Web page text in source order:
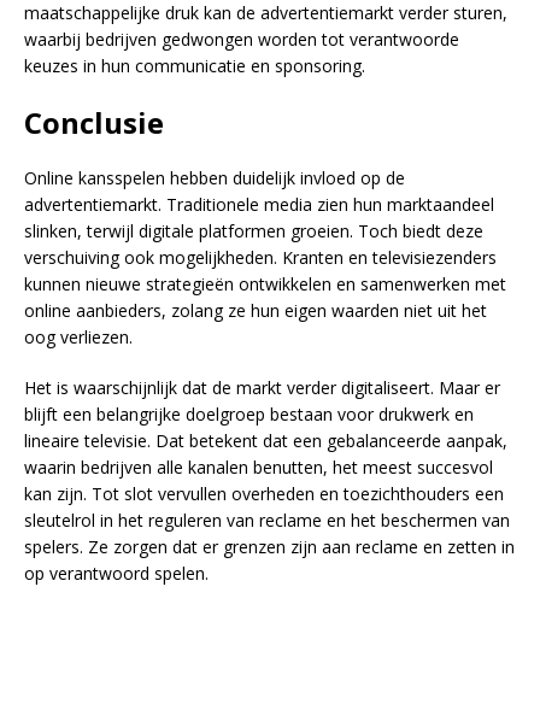
maatschappelijke druk kan de advertentiemarkt verder sturen,
waarbij bedrijven gedwongen worden tot verantwoorde
keuzes in hun communicatie en sponsoring.
Conclusie
Online kansspelen hebben duidelijk invloed op de
advertentiemarkt. Traditionele media zien hun marktaandeel
slinken, terwijl digitale platformen groeien. Toch biedt deze
verschuiving ook mogelijkheden. Kranten en televisiezenders
kunnen nieuwe strategieën ontwikkelen en samenwerken met
online aanbieders, zolang ze hun eigen waarden niet uit het
oog verliezen.
Het is waarschijnlijk dat de markt verder digitaliseert. Maar er
blijft een belangrijke doelgroep bestaan voor drukwerk en
lineaire televisie. Dat betekent dat een gebalanceerde aanpak,
waarin bedrijven alle kanalen benutten, het meest succesvol
kan zijn. Tot slot vervullen overheden en toezichthouders een
sleutelrol in het reguleren van reclame en het beschermen van
spelers. Ze zorgen dat er grenzen zijn aan reclame en zetten in
op verantwoord spelen.